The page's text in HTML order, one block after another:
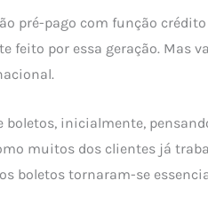
pré-pago com função crédito
feito por essa geração. Mas
boletos, inicialmente,
muitos dos clientes já
boletos tornaram-se